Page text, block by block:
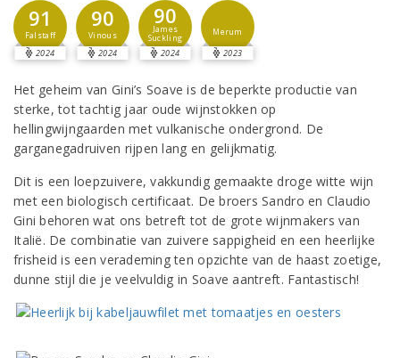
91
Falstaff
2024
90
Vinous
2024
90
James
Suckling
2024
Merum
2023
Het geheim van Gini’s Soave is de beperkte productie van
sterke, tot tachtig jaar oude wijnstokken op
hellingwijngaarden met vulkanische ondergrond. De
garganegadruiven rijpen lang en gelijkmatig.
Dit is een loepzuivere, vakkundig gemaakte droge witte wijn
met een biologisch certificaat. De broers Sandro en Claudio
Gini behoren wat ons betreft tot de grote wijnmakers van
Italië. De combinatie van zuivere sappigheid en een heerlijke
frisheid is een verademing ten opzichte van de haast zoetige,
dunne stijl die je veelvuldig in Soave aantreft. Fantastisch!